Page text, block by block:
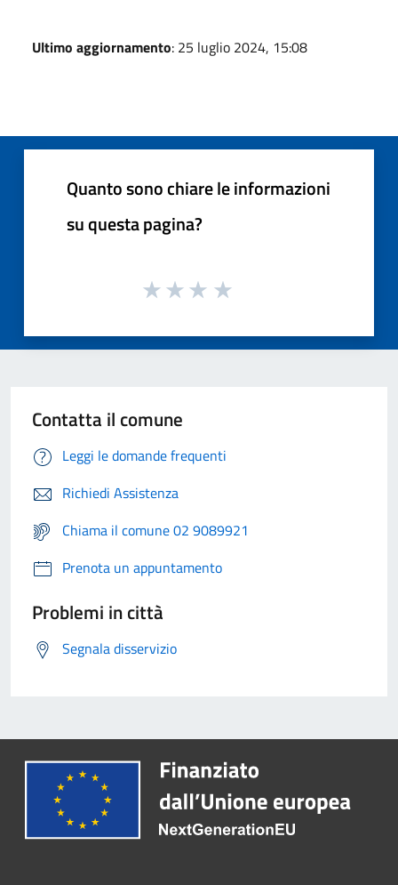
Ultimo aggiornamento: 25 luglio 2024, 15:08
Quanto sono chiare le informazioni
su questa pagina?
Contatta il comune
Leggi le domande frequenti
Richiedi Assistenza
Chiama il comune 02 9089921
Prenota un appuntamento
Problemi in città
Segnala disservizio